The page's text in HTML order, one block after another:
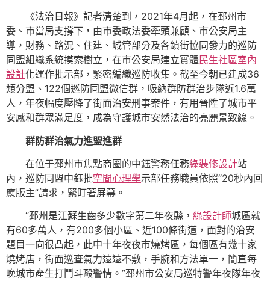
《法治日報》記者清楚到，2021年4月起，在邳州市
委、市當局支撐下，由市委政法委牽頭兼顧、市公安局主
導，財務、路況、住建、城管部分及各鎮街協同發力的巡防
同盟組織系統摸索樹立，在市公安局建立實體 民生社區室內
設計化運作批示部，緊密編織巡防收集。截至今朝已建成36
類分盟、122個巡防同盟微信群，吸納群防群治步隊近1.6萬
人，年夜幅度壓降了街面治安刑事案件，有用晉陞了城市平
安感和群眾滿足度，成為守護城市安然法治的亮麗景致線。
群防群治氣力進盟進群
在位于邳州市焦點商圈的中鈺警務任務綠裝修設計站
內，巡防同盟中鈺批空間心理學示部任務職員依照“20秒內回
應版主”請求，緊盯著屏幕。
“邳州是江蘇生齒多少數字第二年夜縣， 綠設計師城區就
有60多萬人，有200多個小區、近100條街道，面對的治安
題目一向很凸起，此中十年夜夜市燒烤區，每個區有幾十家
燒烤店，街面巡查氣力遠遠不敷，手腕和方法單一，簡直每
晚城市產生打鬥斗毆警情。”邳州市公安局巡特警年夜隊年夜